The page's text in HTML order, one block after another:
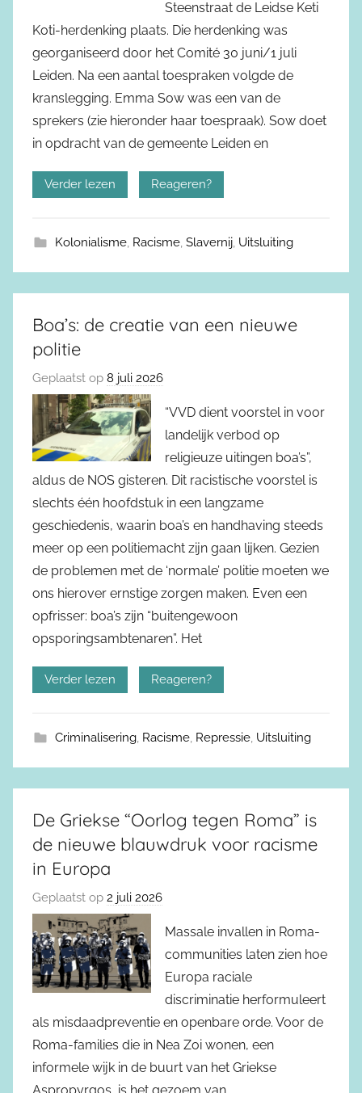
Steenstraat de Leidse Keti
Koti-herdenking plaats. Die herdenking was
georganiseerd door het Comité 30 juni/1 juli
Leiden. Na een aantal toespraken volgde de
kranslegging. Emma Sow was een van de
sprekers (zie hieronder haar toespraak). Sow doet
in opdracht van de gemeente Leiden en
Verder lezen Reageren?
Kolonialisme, Racisme, Slavernij, Uitsluiting
Boa’s: de creatie van een nieuwe
politie
Geplaatst op 8 juli 2026
“VVD dient voorstel in voor
landelijk verbod op
religieuze uitingen boa’s”,
aldus de NOS gisteren. Dit racistische voorstel is
slechts één hoofdstuk in een langzame
geschiedenis, waarin boa’s en handhaving steeds
meer op een politiemacht zijn gaan lijken. Gezien
de problemen met de ‘normale’ politie moeten we
ons hierover ernstige zorgen maken. Even een
opfrisser: boa’s zijn “buitengewoon
opsporingsambtenaren”. Het
Verder lezen Reageren?
Criminalisering, Racisme, Repressie, Uitsluiting
De Griekse “Oorlog tegen Roma” is
de nieuwe blauwdruk voor racisme
in Europa
Geplaatst op 2 juli 2026
Massale invallen in Roma-
communities laten zien hoe
Europa raciale
discriminatie herformuleert
als misdaadpreventie en openbare orde. Voor de
Roma-families die in Nea Zoi wonen, een
informele wijk in de buurt van het Griekse
Aspropyrgos, is het gezoem van